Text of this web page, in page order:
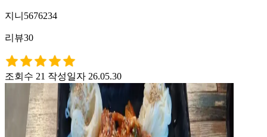
지니5676234
리뷰30
조회수 21 작성일자 26.05.30